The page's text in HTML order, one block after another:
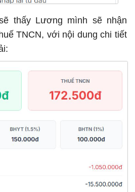
thấy Lương mình sẽ nhận
TNCN, với nội dung chi tiết